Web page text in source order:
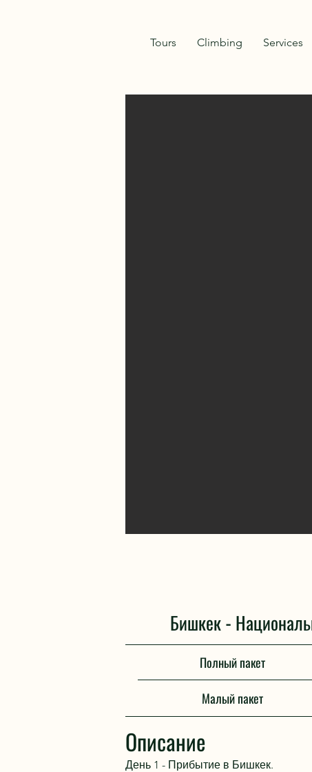
Tours Climbing Services
Бишкек -
Полный пакет
Малый пакет
Описание
День 1 - Прибытие в Бишкек.